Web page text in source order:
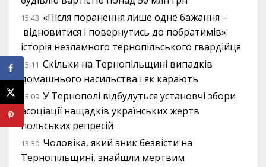
15:43 «Після поранення лише одне бажання –
відновитися і повернутись до побратимів»:
історія незламного тернопільського гвардійця
15:11 Скільки на Тернопільщині випадків
домашнього насильства і як карають
15:09 У Тернополі відбудуться установчі збори
асоціації нащадків українських жертв
польських репресій
13:30 Чоловіка, який зник безвісти на
Тернопільщині, знайшли мертвим